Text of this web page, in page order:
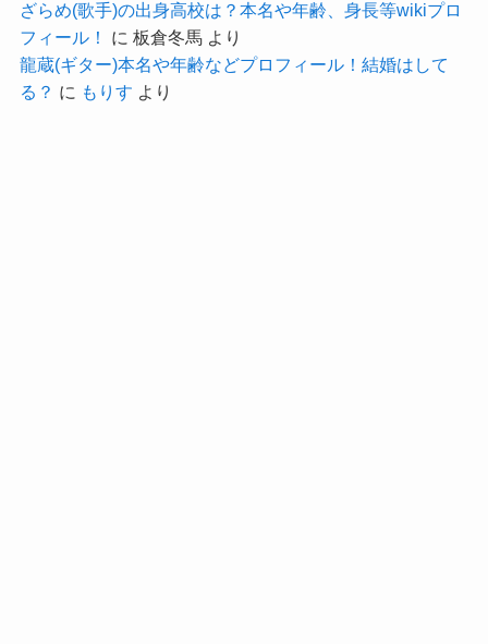
蛇石マリナの年齢や大学等プロフィー
ル！
ざらめ(歌手)の出身高校は？本名や年齢、身長等wikiプロ
フィール！
に 板倉冬馬より
龍蔵(ギター)本名や年齢などプロフィール！結婚はして
る？ に もりす より